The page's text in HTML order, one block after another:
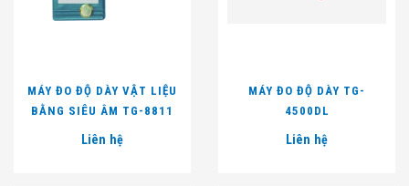
MÁY ĐO ĐỘ DÀY VẬT LIỆU
BẰNG SIÊU ÂM TG-8811
Liên hệ
MÁY ĐO ĐỘ DÀY TG-
4500DL
Liên hệ